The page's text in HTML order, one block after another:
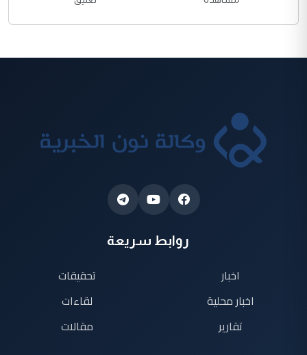
روابط سريعة
اخبار
اخبار محلية
تقارير
تحقيقات
لقاءات
مقالات